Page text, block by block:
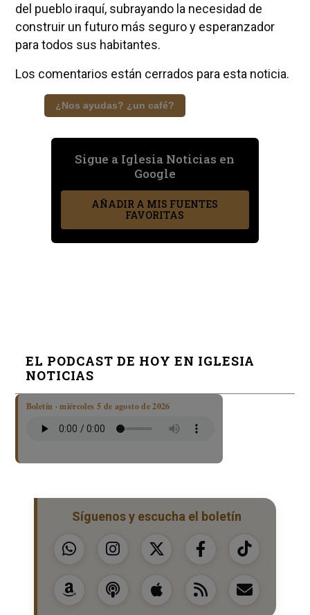
del pueblo iraquí, subrayando la necesidad de
construir un futuro más seguro y esperanzador
para todos sus habitantes.
Los comentarios están cerrados para esta noticia.
¿Nos ayudas? ¿un café?
Sigue a Iglesia Noticias en
Google
AÑADIR A MIS FUENTES
FAVORITAS
EL PODCAST DE HOY EN IGLESIA
NOTICIAS
Boletín · miércoles 5 de agosto de 2026
Síguenos y escucha el boletín